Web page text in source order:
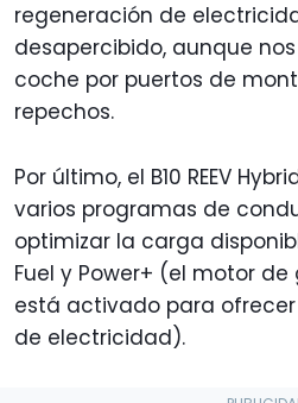
regeneración de
desapercibido, aunque
coche por puertos de
repechos.
Por último, el B10 REEV
varios programas de
optimizar la carga
Fuel y Power+ (el motor
está activado para
de electricidad).